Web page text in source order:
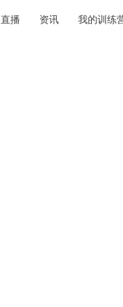
直播 资讯 我的训练